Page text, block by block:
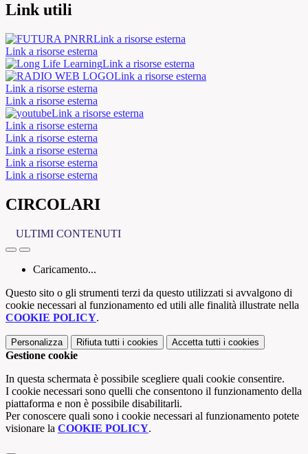
Link utili
Link a risorse esterna
Link a risorse esterna
Link a risorse esterna
Link a risorse esterna
Link a risorse esterna
Link a risorse esterna
Link a risorse esterna
Link a risorse esterna
Link a risorse esterna
Link a risorse esterna
Link a risorse esterna
Link a risorse esterna
CIRCOLARI
ULTIMI CONTENUTI
Caricamento...
Questo sito o gli strumenti terzi da questo utilizzati si avvalgono di
cookie necessari al funzionamento ed utili alle finalità illustrate nella
COOKIE POLICY.
Personalizza Rifiuta tutti i cookies Accetta tutti i cookies
Gestione cookie
In questa schermata è possibile scegliere quali cookie consentire.
I cookie necessari sono quelli che consentono il funzionamento della
piattaforma e non è possibile disabilitarli.
Per conoscere quali sono i cookie necessari al funzionamento potete
visionare la COOKIE POLICY.